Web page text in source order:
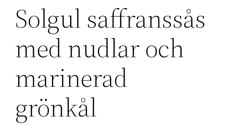
Solgul saffranssås
med nudlar och
marinerad
grönkål